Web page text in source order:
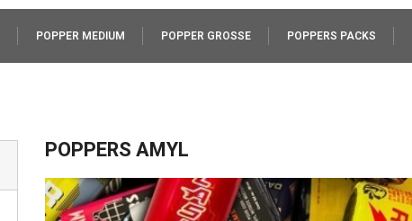
POPPER MEDIUM POPPER GROSSE POPPERS PACKS
POPPERS AMYL